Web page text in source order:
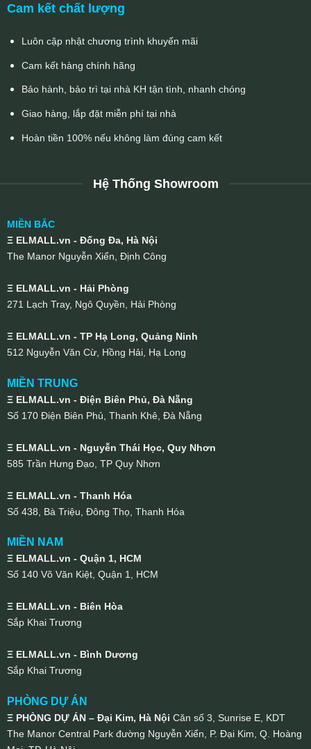
Cam kết chất lượng
Luôn cập nhật chương trình khuyến mãi
Cam kết hàng chính hãng
Bảo hành, bảo trì tại nhà KH tận tình, nhanh chóng
Giao hàng, lắp đặt miễn phí tại nhà
Hoàn tiền 100% nếu không làm đúng cam kết
Hệ Thống Showroom
MIỀN BẮC
Ξ ELMALL.vn - Đống Đa, Hà Nội
The Manor Nguyễn Xiển, Định Công
Ξ ELMALL.vn - Hải Phòng
271 Lạch Tray, Ngô Quyền, Hải Phòng
Ξ ELMALL.vn - TP Hạ Long, Quảng Ninh
512 Nguyễn Văn Cừ, Hồng Hải, Hạ Long
MIỀN TRUNG
Ξ ELMALL.vn - Điện Biên Phủ, Đà Nẵng
Số 170 Điện Biên Phủ, Thanh Khê, Đà Nẵng
Ξ ELMALL.vn - Nguyễn Thái Học, Quy Nhơn
585 Trần Hưng Đạo, TP Quy Nhơn
Ξ ELMALL.vn - Thanh Hóa
Số 438, Bà Triệu, Đông Thọ, Thanh Hóa
MIỀN NAM
Ξ ELMALL.vn - Quận 1, HCM
Số 140 Võ Văn Kiệt, Quận 1, HCM
Ξ ELMALL.vn - Biên Hòa
Sắp Khai Trương
Ξ ELMALL.vn - Bình Dương
Sắp Khai Trương
PHÒNG DỰ ÁN
Ξ PHÒNG DỰ ÁN – Đại Kim, Hà Nội Căn số 3, Sunrise E, KDT
The Manor Central Park đường Nguyễn Xiển, P. Đại Kim, Q. Hoàng